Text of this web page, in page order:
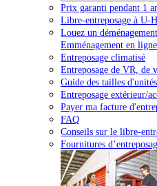
Prix garanti pendant 1
Libre-entreposage à U-
Louez un
Emménagement en
Entreposage climatisé
Entreposage de VR, de
Guide des tailles
Entreposage extérieur/
Payer ma facture
FAQ
Conseils sur le libre-
Fournitures